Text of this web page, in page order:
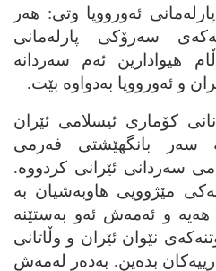
ئه‌ورووپا وتی: هه‌ر
سه‌رۆکی پارله‌مانی
هیوادارین ئه‌م سه‌ردانه‌
و ئه‌ورووپا به‌دواوه‌ بێت.
کۆماری ئیسلامی ئێران
سه‌ر بانگهێشتی فه‌رمی
سه‌ردانی ئێرانی کردووه‌.
مێژوویی هاوبه‌شیان به‌
هه‌یه‌ و ئه‌مه‌ش ئه‌و به‌ستێنه‌
نێوان ئێران و وڵاتانی
بده‌ین. به‌ده‌ر له‌مه‌ش